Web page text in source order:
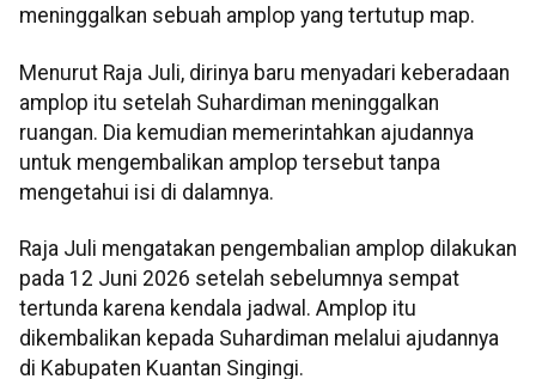
meninggalkan sebuah amplop yang tertutup map.
Menurut Raja Juli, dirinya baru menyadari keberadaan
amplop itu setelah Suhardiman meninggalkan
ruangan. Dia kemudian memerintahkan ajudannya
untuk mengembalikan amplop tersebut tanpa
mengetahui isi di dalamnya.
Raja Juli mengatakan pengembalian amplop dilakukan
pada 12 Juni 2026 setelah sebelumnya sempat
tertunda karena kendala jadwal. Amplop itu
dikembalikan kepada Suhardiman melalui ajudannya
di Kabupaten Kuantan Singingi.